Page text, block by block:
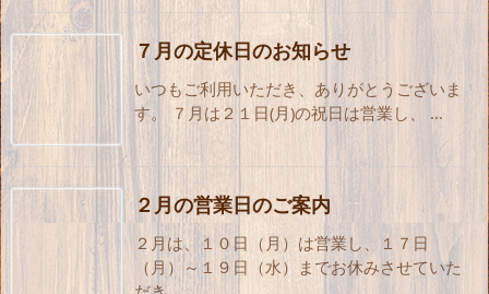
７月の定休日のお知らせ
いつもご利用いただき、ありがとうございま
す。 ７月は２１日(月)の祝日は営業し、 ...
２月の営業日のご案内
２月は、１０日（月）は営業し、１７日
（月）～１９日（水）までお休みさせていた